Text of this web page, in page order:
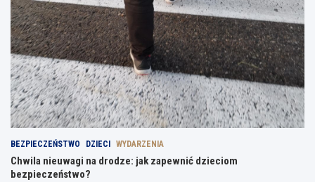
BEZPIECZEŃSTWO DZIECI WYDARZENIA
Chwila nieuwagi na drodze: jak zapewnić dzieciom
bezpieczeństwo?